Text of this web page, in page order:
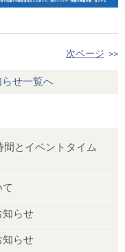
次ページ >>
せ一覧へ
間とイベントタイム
知らせ
知らせ